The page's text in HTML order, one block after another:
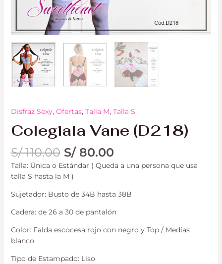
Disfraz Sexy, Ofertas, Talla M, Talla S
Colegiala Vane (D218)
S/110.00 S/80.00
Talla: Única o Estándar ( Queda a una persona que usa
talla S hasta la M )
Sujetador: Busto de 34B hasta 38B
Cadera: de 26 a 30 de pantalón
Color: Falda escocesa rojo con negro y Top / Medias
blanco
Tipo de Estampado: Liso